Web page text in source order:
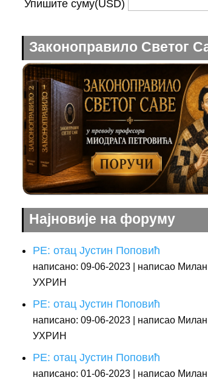
Упишите суму(USD)
Законоправило Светог
Најновије на форуму
РЕ: отац Јустин Поповић
написано: 09-06-2023
написао Милан
УХРИН
РЕ: отац Јустин Поповић
написано: 09-06-2023
написао Милан
УХРИН
РЕ: отац Јустин Поповић
написано: 01-06-2023
написао Милан